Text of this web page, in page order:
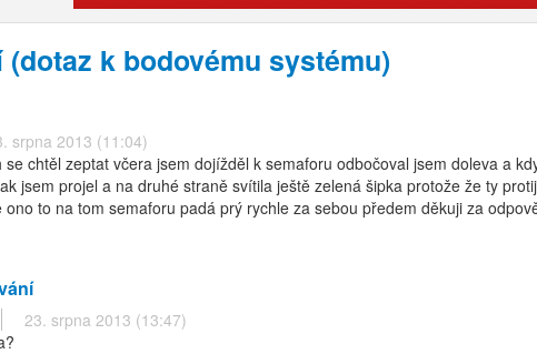
(dotaz k bodovému systému)
srpna 2013 (11:04)
se chtěl zeptat včera jsem dojížděl k semaforu odbočoval jsem doleva a
jsem projel a na druhé straně svítila ještě zelená šipka protože že ty
ono to na tom semaforu padá prý rychle za sebou předem děkuji za
23. srpna 2013 (13:47)